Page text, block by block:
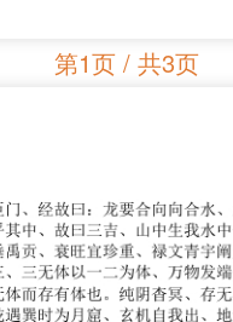
第1页 / 共3页